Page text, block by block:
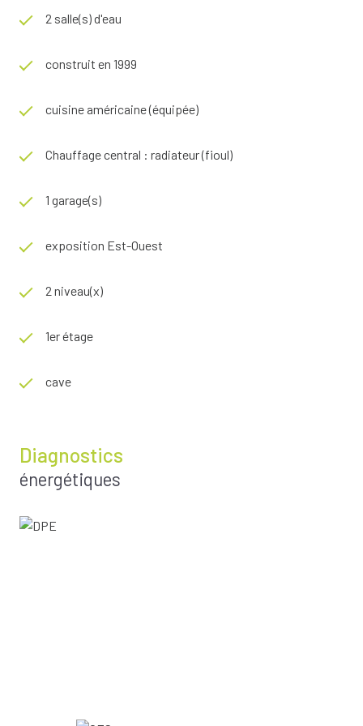
2 salle(s) d'eau
construit en 1999
cuisine américaine (équipée)
Chauffage central : radiateur (fioul)
1 garage(s)
exposition Est-Ouest
2 niveau(x)
1er étage
cave
Diagnostics
énergétiques